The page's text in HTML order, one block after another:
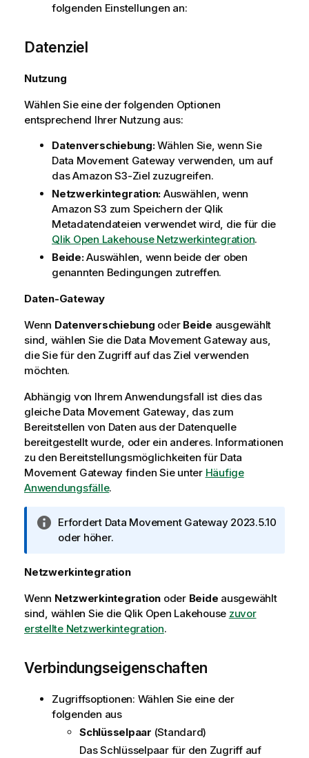
folgenden Einstellungen an:
Datenziel
Nutzung
Wählen Sie eine der folgenden Optionen
entsprechend Ihrer Nutzung aus:
Datenverschiebung:Wählen Sie, wenn Sie
Data Movement Gatewayverwenden, um auf
das Amazon S3-Ziel zuzugreifen.
Netzwerkintegration: Auswählen, wenn
Amazon S3 zum Speichern der Qlik
Metadatendateien verwendet wird, die für die
Qlik Open LakehouseNetzwerkintegration.
Beide:Auswählen, wenn beide der oben
genannten Bedingungen zutreffen.
Daten-Gateway
Wenn Datenverschiebung oder Beide ausgewählt
sind, wählen Sie die Data Movement Gatewayaus,
die Sie für den Zugriff auf das Ziel verwenden
möchten.
Abhängig von Ihrem Anwendungsfall ist dies das
gleiche Data Movement Gateway, das zum
Bereitstellen von Daten aus der Datenquelle
bereitgestellt wurde, oder ein anderes. Informationen
zu den Bereitstellungsmöglichkeiten für Data
Movement Gateway finden Sie unter Häufige
Anwendungsfälle.
I
n
o
m
a
t
o
n
h
i
Erfordert Data Movement Gateway2023.5.10
oder höher.
Netzwerkintegration
Wenn Netzwerkintegration oder Beide ausgewählt
sind, wählen Sie die Qlik Open Lakehouse zuvor
erstellte Netzwerkintegration.
Verbindungseigenschaften
Zugriffsoptionen: Wählen Sie eine der
folgenden aus
Schlüsselpaar (Standard)
Das Schlüsselpaar für den Zugriff auf